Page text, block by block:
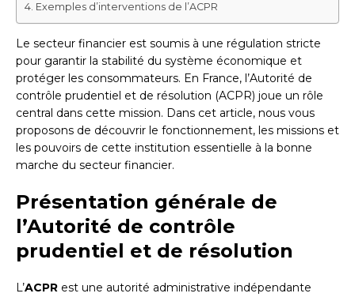
Exemples d’interventions de l’ACPR
Le secteur financier est soumis à une régulation stricte
pour garantir la stabilité du système économique et
protéger les consommateurs. En France, l’Autorité de
contrôle prudentiel et de résolution (ACPR) joue un rôle
central dans cette mission. Dans cet article, nous vous
proposons de découvrir le fonctionnement, les missions et
les pouvoirs de cette institution essentielle à la bonne
marche du secteur financier.
Présentation générale de
l’Autorité de contrôle
prudentiel et de résolution
L’ACPR est une autorité administrative indépendante